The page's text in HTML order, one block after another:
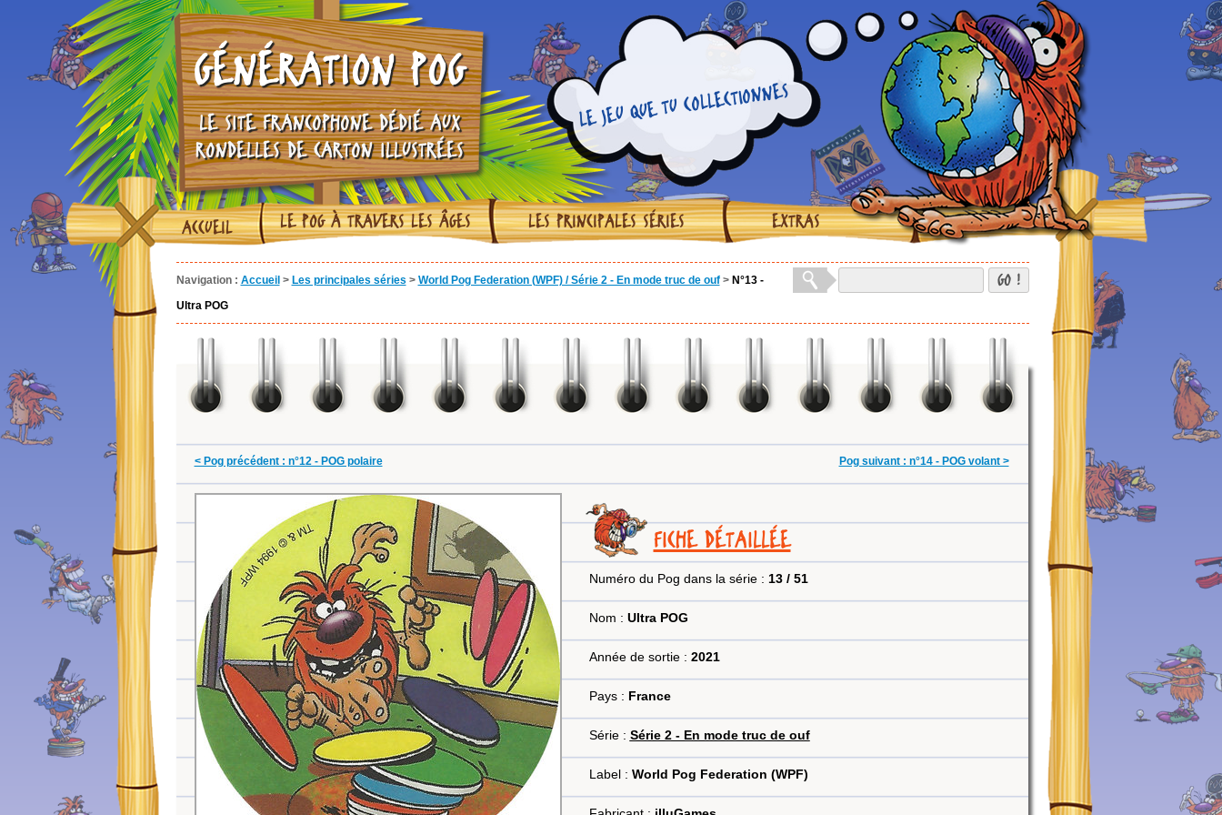
GÉNÉRATION POG
LE SITE FRANCOPHONE DÉDIÉ AUX
RONDELLES DE CARTON ILLUSTRÉES
LE JEU QUE TU COLLECTIONNES
ACCUEIL LE POG À TRAVERS LES ÂGES LES PRINCIPALES SÉRIES EXTRAS
Navigation : Accueil > Les principales séries > World Pog Federation (WPF) / Série 2 - En mode truc de ouf > N°13 -
Ultra POG
GO !
< Pog précédent : n°12 - POG polaire Pog suivant : n°14 - POG volant >
FICHE DÉTAILLÉE
Numéro du Pog dans la série : 13 / 51
Nom : Ultra POG
Année de sortie : 2021
Pays : France
Série : Série 2 - En mode truc de ouf
Label : World Pog Federation (WPF)